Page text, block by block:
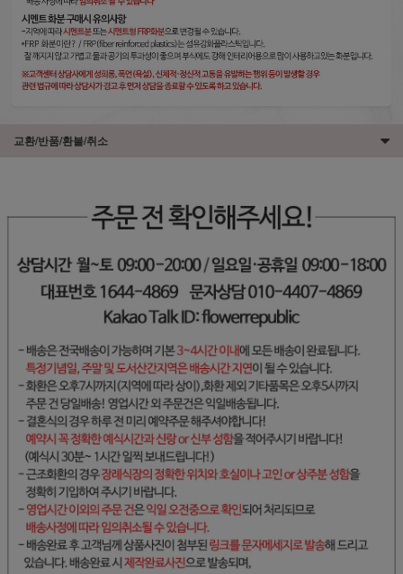
교환/반품/환불/취소